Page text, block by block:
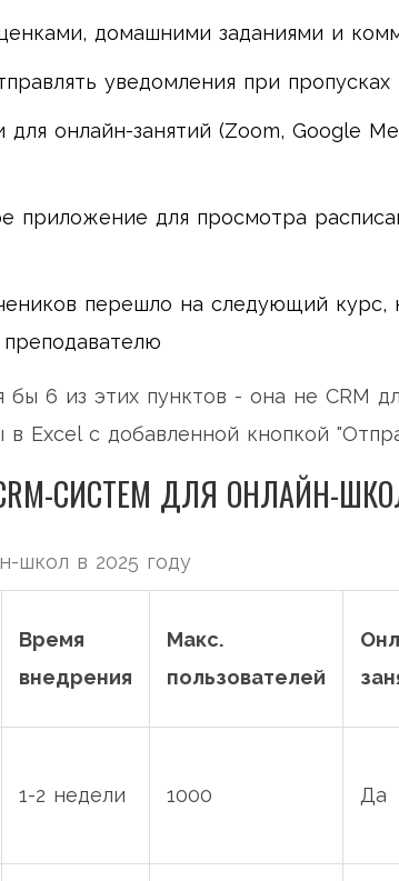
домашними заданиями и
уведомления при пропусках
онлайн-занятий (Zoom, Google
приложение для просмотра
перешло на следующий курс,
6 из этих пунктов - она не CRM
Excel с добавленной кнопкой
СИСТЕМ ДЛЯ ОНЛАЙН-
школ в 2025 году
Время
внедрения
Макс.
пользователей
1-2 недели 1000 Да